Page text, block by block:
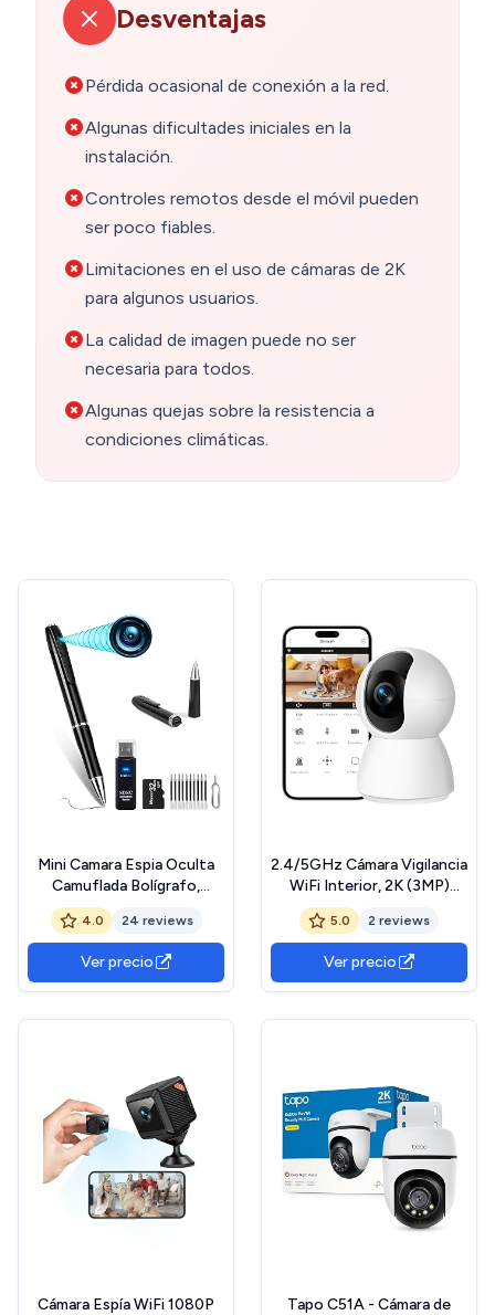
Desventajas
Pérdida ocasional de conexión a la red.
Algunas dificultades iniciales en la
instalación.
Controles remotos desde el móvil pueden
ser poco fiables.
Limitaciones en el uso de cámaras de 2K
para algunos usuarios.
La calidad de imagen puede no ser
necesaria para todos.
Algunas quejas sobre la resistencia a
condiciones climáticas.
Mini Camara Espia Oculta
Camuflada Bolígrafo,
Camara de Vigilancia sin
Cables (Pack Premium 2MP
Super HD con MicroSD
32GB U3, Lector LED y 10X
Recargas de Tinta)
4.0 24 reviews
Ver precio
2.4/5GHz Cámara Vigilancia
WiFi Interior, 2K (3MP)
Camara Vigilancia Domicilio
WiFi, Cámaras 360° con
Visión Nocturna,
Detección de Movimiento,
Alarma Avisos, Audio
5.0 2 reviews
Ver precio
Cámara Espía WiFi 1080P
Tapo C51A - Cámara de